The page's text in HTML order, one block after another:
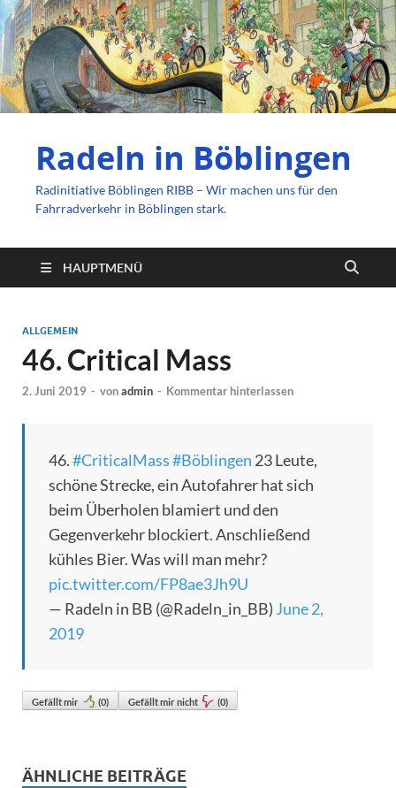
Radeln in Böblingen
Radinitiative Böblingen RIBB – Wir machen uns für den
Fahrradverkehr in Böblingen stark.
HAUPTMENÜ
ALLGEMEIN
46. Critical Mass
2. Juni 2019 - vonadmin - Kommentar hinterlassen
46.#CriticalMass#Böblingen 23 Leute,
schöne Strecke, ein Autofahrer hat sich
beim Überholen blamiert und den
Gegenverkehr blockiert. Anschließend
kühles Bier. Was will man mehr?
pic.twitter.com/FP8ae3Jh9U
— Radeln in BB (@Radeln_in_BB) June 2,
2019
Gefällt mir (0) Gefällt mir nicht (0)
ÄHNLICHE BEITRÄGE